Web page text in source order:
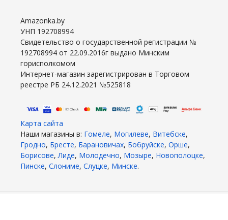
Amazonka.by
УНП 192708994
Свидетельство о государственной регистрации №
192708994 от 22.09.2016г выдано Минским
горисполкомом
Интернет-магазин зарегистрирован в Торговом
реестре РБ 24.12.2021 №525818
Карта сайта
Наши магазины в: Гомеле, Могилеве, Витебске,
Гродно, Бресте, Барановичах, Бобруйске, Орше,
Борисове,Лиде, Молодечно, Мозыре, Новополоцке,
Пинске, Слониме, Слуцке, Минске.